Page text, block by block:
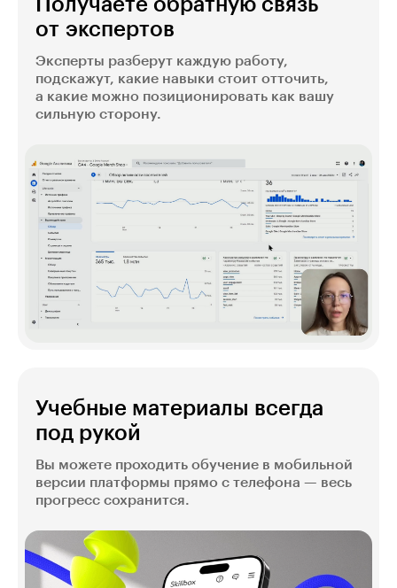
Получаете обратную связь
от экспертов
Эксперты разберут каждую работу,
подскажут, какие навыки стоит отточить,
а какие можно позиционировать как вашу
сильную сторону.
Учебные материалы всегда
под рукой
Вы можете проходить обучение в мобильной
версии платформы прямо с телефона — весь
прогресс сохранится.